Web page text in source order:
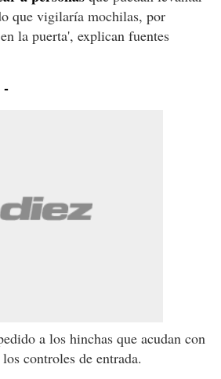
que vigilaría mochilas, por
la puerta', explican fuentes
-
a los hinchas que acudan con
controles de entrada.